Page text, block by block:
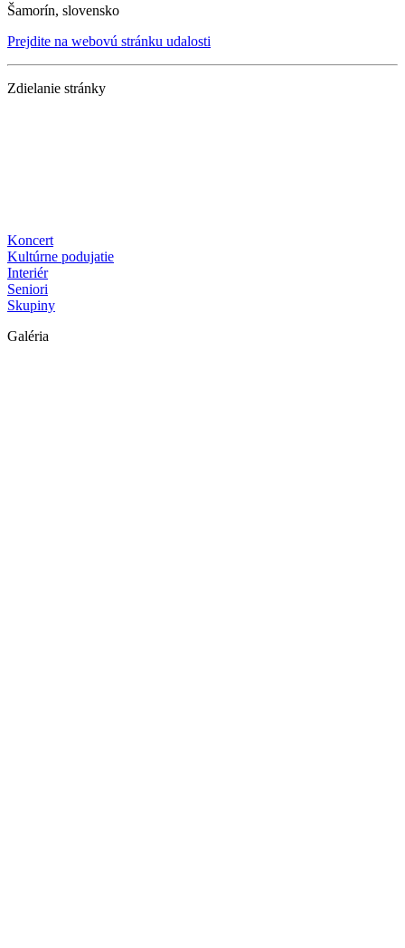
Šamorín, slovensko
Prejdite na webovú stránku udalosti
Zdielanie stránky
Koncert
Kultúrne podujatie
Interiér
Seniori
Skupiny
Galéria